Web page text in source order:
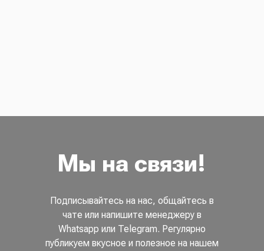
Мы на связи!
Подписывайтесь на нас, общайтесь в
чате или напишите менеджеру в
Whatsapp или Telegram. Регулярно
публикуем вкусное и полезное на нашем